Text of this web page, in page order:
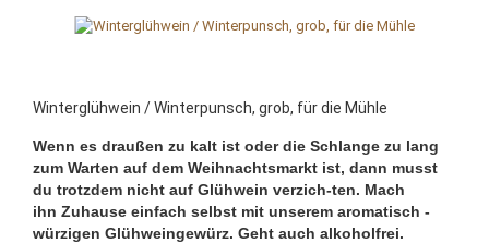
Winterglühwein / Winterpunsch, grob, für die Mühle
Wenn es draußen zu kalt ist oder die Schlange zu lang
zum Warten auf dem Weihnachtsmarkt ist, dann musst
du trotzdem nicht auf Glühwein verzich-ten. Mach
ihn Zuhause einfach selbst mit unserem aromatisch -
würzigen Glühweingewürz. Geht auch alkoholfrei.